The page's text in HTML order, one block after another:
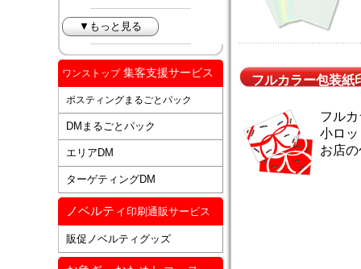
フルカラー包装紙
フル
小ロ
お店
▼もっと見る
ワンストップ集客支援サービス
ポスティングまるごとパック
DMまるごとパック
エリアDM
ターゲティングDM
ノベルティ 印刷通販サービス
販促ノベルティグッズ